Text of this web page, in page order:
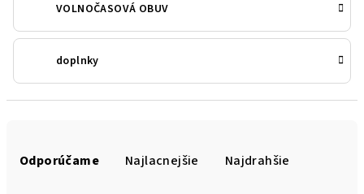
VOLNOČASOVÁ OBUV
doplnky
Odporúčame Najlacnejšie Najdrahšie